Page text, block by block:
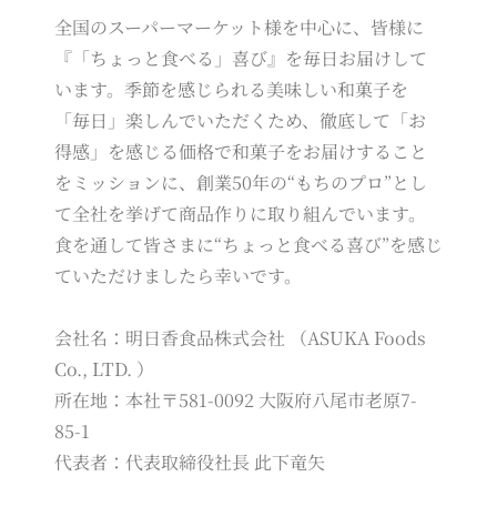
全国のスーパーマーケット様を中心に、皆様に
『「ちょっと食べる」喜び』を毎日お届けして
います。季節を感じられる美味しい和菓子を
「毎日」楽しんでいただくため、徹底して「お
得感」を感じる価格で和菓子をお届けすること
をミッションに、創業50年の“もちのプロ”とし
て全社を挙げて商品作りに取り組んでいます。
食を通して皆さまに“ちょっと食べる喜び”を感じ
ていただけましたら幸いです。
会社名：明日香食品株式会社 （ASUKA Foods
Co., LTD. ）
所在地：本社〒581-0092 大阪府八尾市老原7-
85-1
代表者：代表取締役社長 此下竜矢